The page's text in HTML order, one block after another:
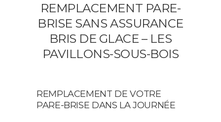
REMPLACEMENT PARE-
BRISE SANS ASSURANCE
BRIS DE GLACE – LES
PAVILLONS-SOUS-BOIS
REMPLACEMENT DE VOTRE
PARE-BRISE DANS LA JOURNÉE